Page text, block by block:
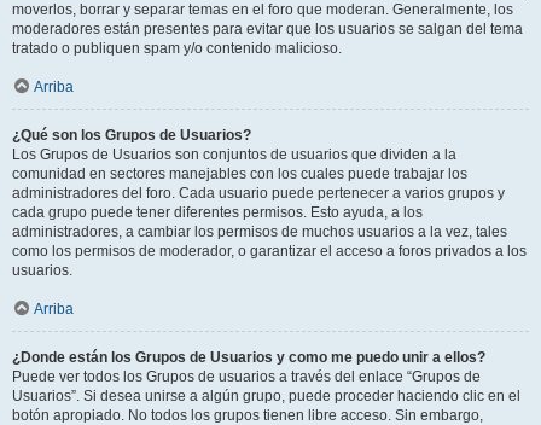
moverlos, borrar y separar temas en el foro que moderan. Generalmente, los
moderadores están presentes para evitar que los usuarios se salgan del tema
tratado o publiquen spam y/o contenido malicioso.
Arriba
¿Qué son los Grupos de Usuarios?
Los Grupos de Usuarios son conjuntos de usuarios que dividen a la
comunidad en sectores manejables con los cuales puede trabajar los
administradores del foro. Cada usuario puede pertenecer a varios grupos y
cada grupo puede tener diferentes permisos. Esto ayuda, a los
administradores, a cambiar los permisos de muchos usuarios a la vez, tales
como los permisos de moderador, o garantizar el acceso a foros privados a los
usuarios.
Arriba
¿Donde están los Grupos de Usuarios y como me puedo unir a ellos?
Puede ver todos los Grupos de usuarios a través del enlace “Grupos de
Usuarios”. Si desea unirse a algún grupo, puede proceder haciendo clic en el
botón apropiado. No todos los grupos tienen libre acceso. Sin embargo,